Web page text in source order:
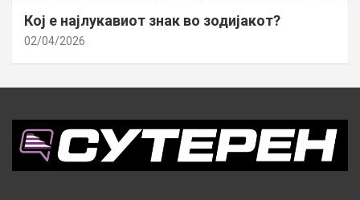
Кој е најлукавиот знак во зодијакот?
02/04/2026